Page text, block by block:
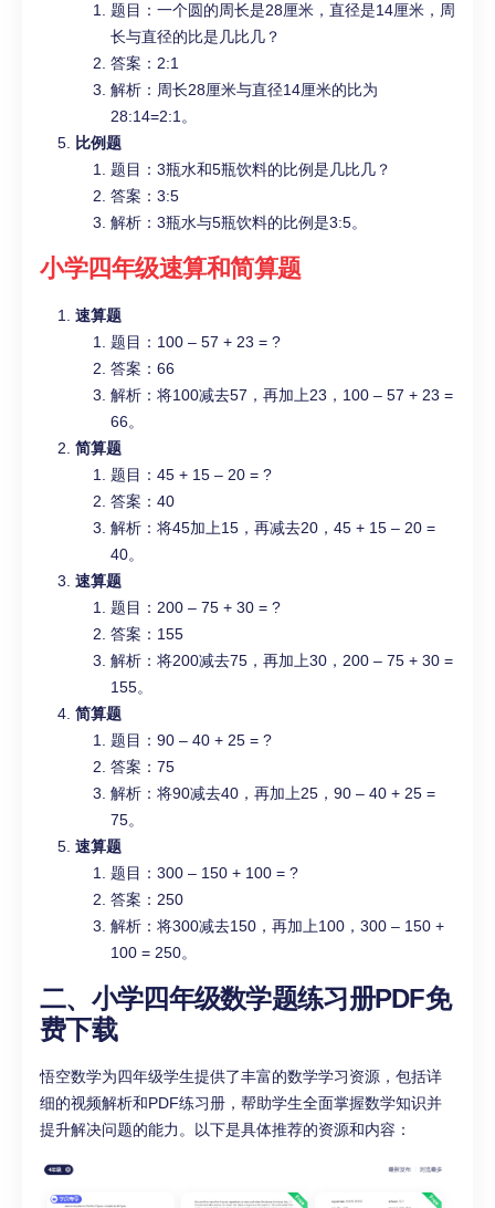
题目：一个圆的周长是28厘米，直径是14厘米，周
长与直径的比是几比几？
答案：2:1
解析：周长28厘米与直径14厘米的比为
28:14=2:1。
比例题
题目：3瓶水和5瓶饮料的比例是几比几？
答案：3:5
解析：3瓶水与5瓶饮料的比例是3:5。
小学四年级速算和简算题
速算题
题目：100 – 57 + 23 = ?
答案：66
解析：将100减去57，再加上23，100 – 57 + 23 =
66。
简算题
题目：45 + 15 – 20 = ?
答案：40
解析：将45加上15，再减去20，45 + 15 – 20 =
40。
速算题
题目：200 – 75 + 30 = ?
答案：155
解析：将200减去75，再加上30，200 – 75 + 30 =
155。
简算题
题目：90 – 40 + 25 = ?
答案：75
解析：将90减去40，再加上25，90 – 40 + 25 =
75。
速算题
题目：300 – 150 + 100 = ?
答案：250
解析：将300减去150，再加上100，300 – 150 +
100 = 250。
二、小学四年级数学题练习册PDF免
费下载
悟空数学为四年级学生提供了丰富的数学学习资源，包括详
细的视频解析和PDF练习册，帮助学生全面掌握数学知识并
提升解决问题的能力。以下是具体推荐的资源和内容：